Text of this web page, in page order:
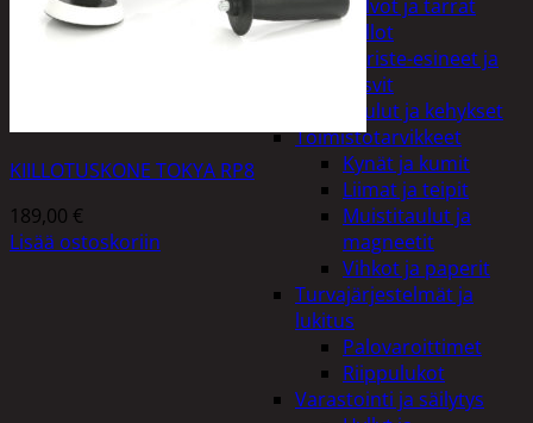
Kalvot ja tarrat
Kellot
Koriste-esineet ja
kasvit
Taulut ja kehykset
Toimistotarvikkeet
Kynät ja kumit
Liimat ja teipit
Muistitaulut ja
magneetit
Vihkot ja paperit
Turvajärjestelmät ja
lukitus
Palovaroittimet
Riippulukot
Varastointi ja säilytys
KIILLOTUSKONE TOKYA RP8
189,00 €
Lisää ostoskoriin